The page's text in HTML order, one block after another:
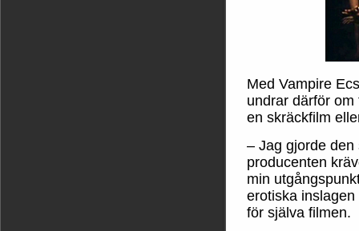
Med Vampire
undrar därför
en skräckfilm
– Jag gjorde
producenten
min
erotiska
för själva filmen.